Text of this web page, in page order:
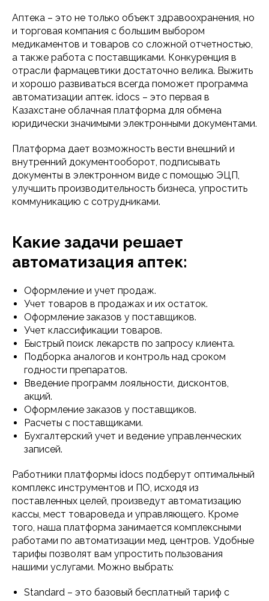
Зарегистрироваться
Аптека – это не только объект здравоохранения, но
и торговая компания с большим выбором
медикаментов и товаров со сложной отчетностью,
а также работа с поставщиками. Конкуренция в
отрасли фармацевтики достаточно велика. Выжить
и хорошо развиваться всегда поможет программа
автоматизации аптек. idocs – это первая в
Казахстане облачная платформа для обмена
юридически значимыми электронными документами.
Платформа дает возможность вести внешний и
внутренний документооборот, подписывать
документы в электронном виде с помощью ЭЦП,
улучшить производительность бизнеса, упростить
коммуникацию с сотрудниками.
Какие задачи решает
автоматизация аптек:
Оформление и учет продаж.
Учет товаров в продажах и их остаток.
Оформление заказов у поставщиков.
Учет классификации товаров.
Быстрый поиск лекарств по запросу клиента.
Подборка аналогов и контроль над сроком
годности препаратов.
Введение программ лояльности, дисконтов,
акций.
Оформление заказов у поставщиков.
Расчеты с поставщиками.
Бухгалтерский учет и ведение управленческих
записей.
Работники платформы idocs подберут оптимальный
комплекс инструментов и ПО, исходя из
поставленных целей, произведут автоматизацию
кассы, мест товароведа и управляющего. Кроме
того, наша платформа занимается комплексными
работами по автоматизации мед. центров. Удобные
тарифы позволят вам упростить пользования
нашими услугами. Можно выбрать:
Standard – это базовый бесплатный тариф с